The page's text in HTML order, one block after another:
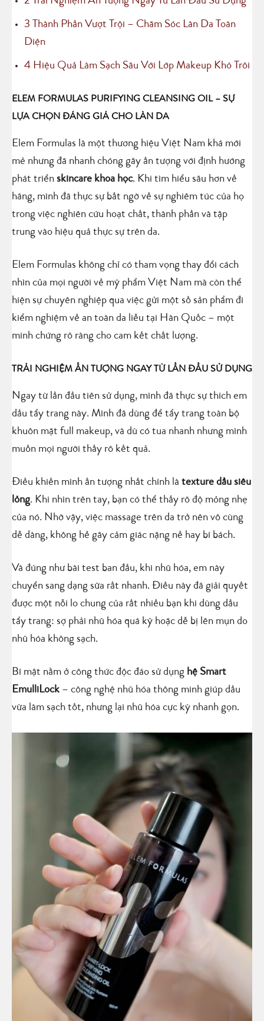
3 Thành Phần Vượt Trội – Chăm Sóc Làn Da Toàn
Diện
4 Hiệu Quả Làm Sạch Sâu Với Lớp Makeup Khó Trôi
ELEM FORMULAS PURIFYING CLEANSING OIL – SỰ
LỰA CHỌN ĐÁNG GIÁ CHO LÀN DA
Elem Formulas là một thương hiệu Việt Nam khá mới
mẻ nhưng đã nhanh chóng gây ấn tượng với định hướng
phát triển skincare khoa học. Khi tìm hiểu sâu hơn về
hãng, mình đã thực sự bất ngờ về sự nghiêm túc của họ
trong việc nghiên cứu hoạt chất, thành phần và tập
trung vào hiệu quả thực sự trên da.
Elem Formulas không chỉ có tham vọng thay đổi cách
nhìn của mọi người về mỹ phẩm Việt Nam mà còn thể
hiện sự chuyên nghiệp qua việc gửi một số sản phẩm đi
kiểm nghiệm về an toàn da liễu tại Hàn Quốc – một
minh chứng rõ ràng cho cam kết chất lượng.
TRẢI NGHIỆM ẤN TƯỢNG NGAY TỪ LẦN ĐẦU SỬ DỤNG
Ngay từ lần đầu tiên sử dụng, mình đã thực sự thích em
dầu tẩy trang này. Mình đã dùng để tẩy trang toàn bộ
khuôn mặt full makeup, và dù có tua nhanh nhưng mình
muốn mọi người thấy rõ kết quả.
Điều khiến mình ấn tượng nhất chính là texture dầu siêu
lỏng. Khi nhìn trên tay, bạn có thể thấy rõ độ mỏng nhẹ
của nó. Nhờ vậy, việc massage trên da trở nên vô cùng
dễ dàng, không hề gây cảm giác nặng nề hay bí bách.
Và đúng như bài test ban đầu, khi nhũ hóa, em này
chuyển sang dạng sữa rất nhanh. Điều này đã giải quyết
được một nỗi lo chung của rất nhiều bạn khi dùng dầu
tẩy trang: sợ phải nhũ hóa quá kỹ hoặc dễ bị lên mụn do
nhũ hóa không sạch.
Bí mật nằm ở công thức độc đáo sử dụng hệ Smart
EmulliLock – công nghệ nhũ hóa thông minh giúp dầu
vừa làm sạch tốt, nhưng lại nhũ hóa cực kỳ nhanh gọn.